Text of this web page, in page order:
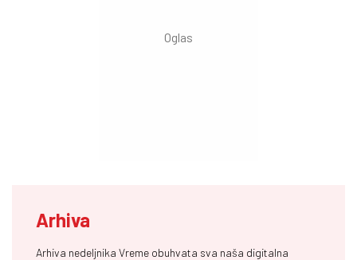
Arhiva
Arhiva nedeljnika Vreme obuhvata sva naša digitalna